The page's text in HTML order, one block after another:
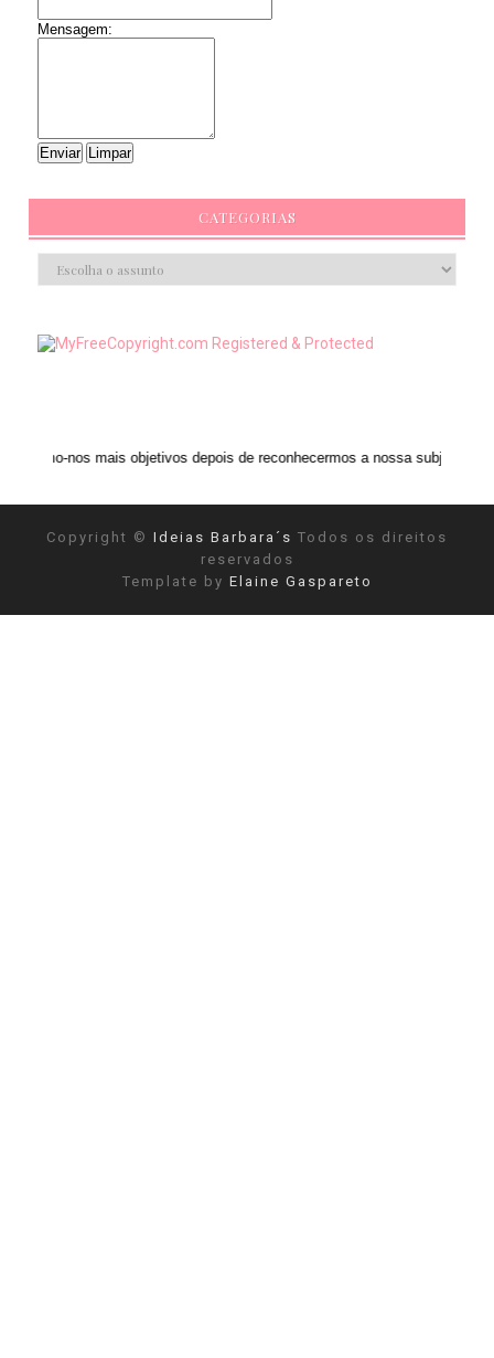
Mensagem:
CATEGORIAS
objetivos depois de reconhecermos a nossa subjetividade." ANAIS NIN
Copyright © Ideias Barbara´s Todos os direitos
reservados
Template by Elaine Gaspareto